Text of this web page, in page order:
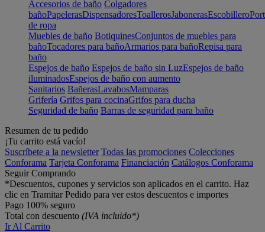
Accesorios de baño Colgadores
bañoPapelerasDispensadoresToallerosJabonerasEscobillero
de ropa
Muebles de baño BotiquinesConjuntos de muebles para
bañoTocadores para bañoArmarios para bañoRepisa para
baño
Espejos de baño Espejos de baño sin LuzEspejos de baño
iluminadosEspejos de baño con aumento
Sanitarios BañerasLavabosMamparas
Grifería Grifos para cocinaGrifos para ducha
Seguridad de baño Barras de seguridad para baño
Resumen de tu pedido
¡Tu carrito está vacío!
Suscríbete a la newsletter Todas las promociones Colecciones
Conforama Tarjeta Conforama Financiación Catálogos Conforama
Seguir Comprando
*Descuentos, cupones y servicios son aplicados en el carrito. Haz
clic en Tramitar Pedido para ver estos descuentos e importes
Pago 100% seguro
Total con descuento (IVA incluido*)
Ir Al Carrito